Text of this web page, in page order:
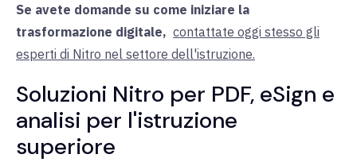
Se avete domande su come iniziare la
trasformazione digitale, contattate oggi stesso gli
esperti di Nitro nel settore dell'istruzione.
Soluzioni Nitro per PDF, eSign e
analisi per l'istruzione
superiore